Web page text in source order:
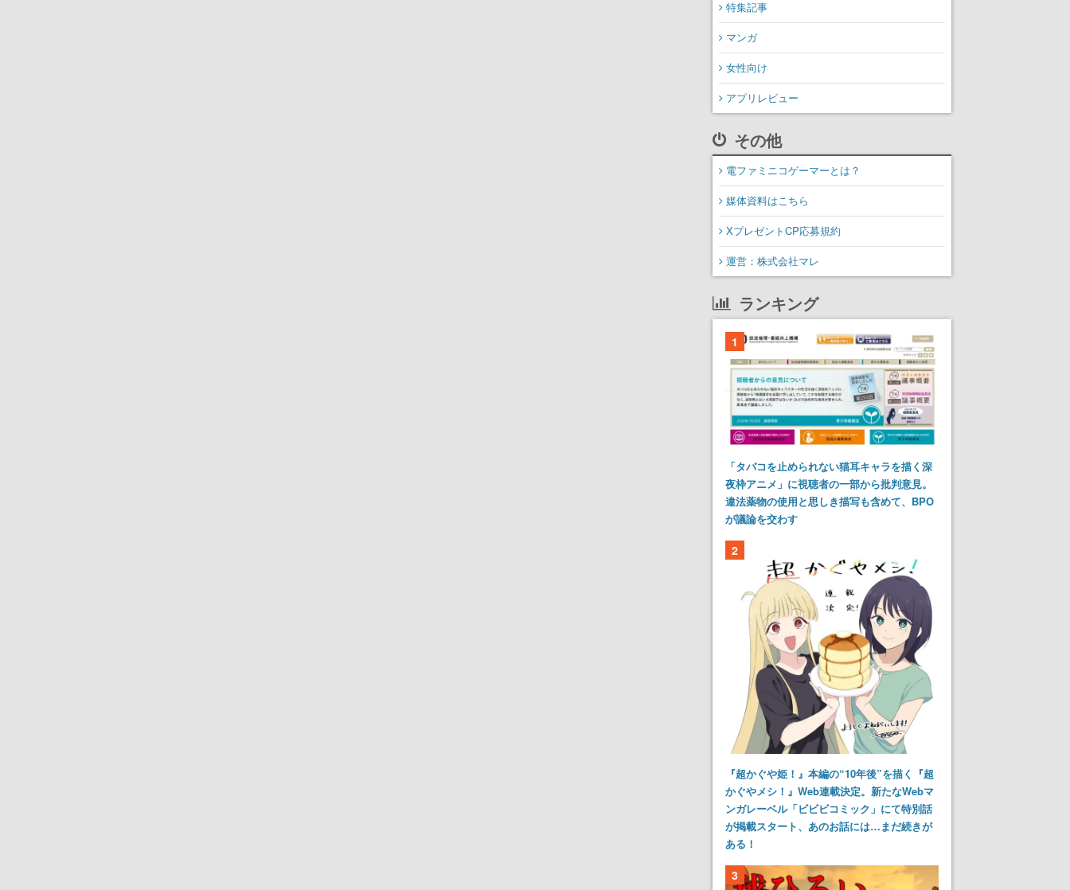
特集記事
マンガ
女性向け
アプリレビュー
その他
電ファミニコゲーマーとは？
媒体資料はこちら
XプレゼントCP応募規約
運営：株式会社マレ
ランキング
1
「タバコを止められない猫耳キャラを描く深
夜枠アニメ」に視聴者の一部から批判意見。
違法薬物の使用と思しき描写も含めて、BPO
が議論を交わす
2
『超かぐや姫！』本編の“10年後”を描く『超
かぐやメシ！』Web連載決定。新たなWebマ
ンガレーベル「ビビビコミック」にて特別話
が掲載スタート、あのお話には…まだ続きが
ある！
3